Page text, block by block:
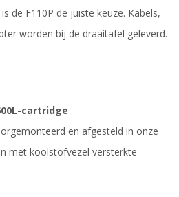
de F110P de juiste keuze. Kabels,
worden bij de draaitafel geleverd.
cartridge
en afgesteld in onze
met koolstofvezel versterkte